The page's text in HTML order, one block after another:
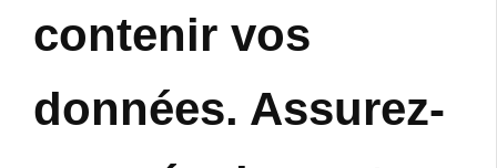
contenir vos
données. Assurez-